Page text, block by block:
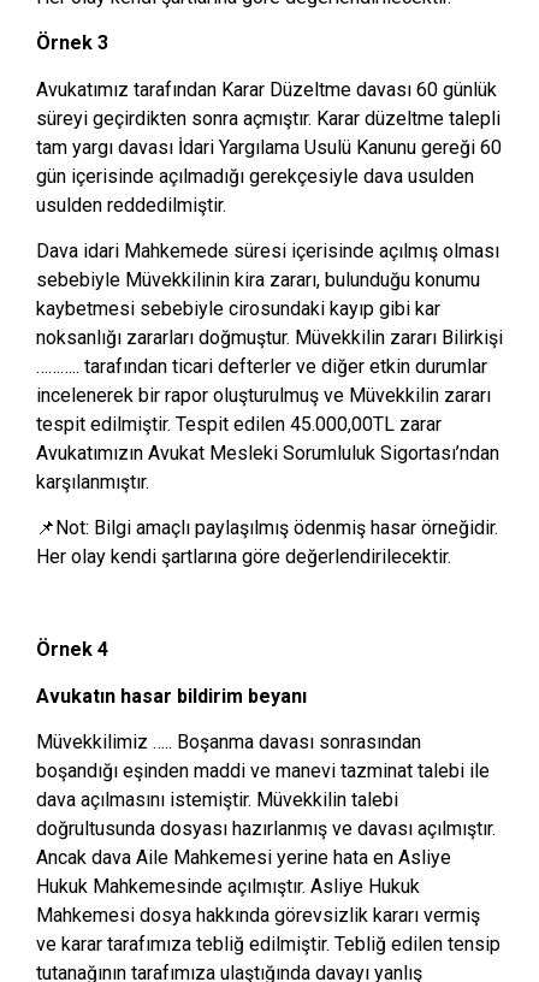
Örnek 3
Avukatımız tarafından Karar Düzeltme davası 60 günlük
süreyi geçirdikten sonra açmıştır. Karar düzeltme talepli
tam yargı davası İdari Yargılama Usulü Kanunu gereği 60
gün içerisinde açılmadığı gerekçesiyle dava usulden
usulden reddedilmiştir.
Dava idari Mahkemede süresi içerisinde açılmış olması
sebebiyle Müvekkilinin kira zararı, bulunduğu konumu
kaybetmesi sebebiyle cirosundaki kayıp gibi kar
noksanlığı zararları doğmuştur. Müvekkilin zararı Bilirkişi
……….. tarafından ticari defterler ve diğer etkin durumlar
incelenerek bir rapor oluşturulmuş ve Müvekkilin zararı
tespit edilmiştir. Tespit edilen 45.000,00TL zarar
Avukatımızın Avukat Mesleki Sorumluluk Sigortası’ndan
karşılanmıştır.
📌Not: Bilgi amaçlı paylaşılmış ödenmiş hasar örneğidir.
Her olay kendi şartlarına göre değerlendirilecektir.
Örnek 4
Avukatın hasar bildirim beyanı
Müvekkilimiz ….. Boşanma davası sonrasından
boşandığı eşinden maddi ve manevi tazminat talebi ile
dava açılmasını istemiştir. Müvekkilin talebi
doğrultusunda dosyası hazırlanmış ve davası açılmıştır.
Ancak dava Aile Mahkemesi yerine hata en Asliye
Hukuk Mahkemesinde açılmıştır. Asliye Hukuk
Mahkemesi dosya hakkında görevsizlik kararı vermiş
ve karar tarafımıza tebliğ edilmiştir. Tebliğ edilen tensip
tutanağının tarafımıza ulaştığında davayı yanlış